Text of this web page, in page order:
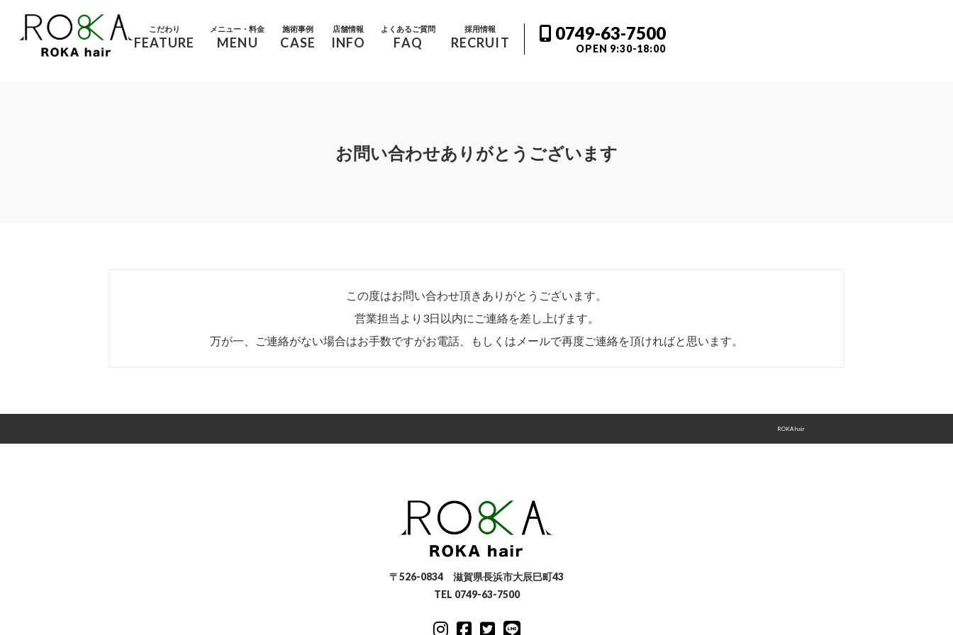
こだわり
FEATURE
メニュー・料金
MENU
施術事例
CASE
店舗情報
INFO
よくあるご質問
FAQ
採用情報
RECRUIT 0749-63-7500
OPEN 9:30-18:00
お問い合わせありがとうございます
この度はお問い合わせ頂きありがとうございます。
営業担当より3日以内にご連絡を差し上げます。
万が一、ご連絡がない場合はお手数ですがお電話、もしくはメールで再度ご連絡を頂ければと思います。
ROKA hair
〒526-0834 滋賀県長浜市大辰巳町43
TEL 0749-63-7500